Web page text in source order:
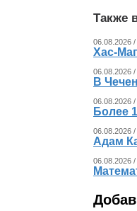
Также
06.08.2026
Хас-
06.08.2026
В
06.08.2026
Более
06.08.2026
Адам
06.08.2026